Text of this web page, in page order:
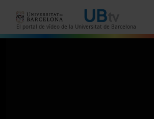
El portal de vídeo de la Universitat de Barcelona